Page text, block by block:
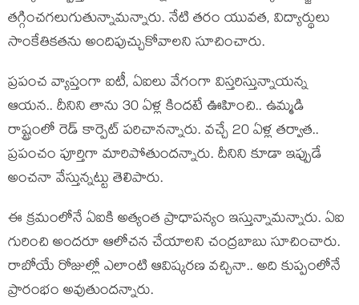
త‌గ్గించ‌గ‌లుగుతున్నామ‌న్నారు. నేటి త‌రం యువ‌త‌, విద్యార్థులు
సాంకేతిక‌త‌ను అందిపుచ్చుకోవాల‌ని సూచించారు.
ప్ర‌పంచ వ్యాప్తంగా ఐటీ, ఏఐలు వేగంగా విస్త‌రిస్తున్నాయ‌న్న
ఆయ‌న‌.. దీనిని తాను 30 ఏళ్ల కింద‌టే ఊహించి.. ఉమ్మ‌డి
రాష్ట్రంలో రెడ్ కార్పెట్ ప‌రిచాన‌న్నారు. వ‌చ్చే 20 ఏళ్ల త‌ర్వాత‌..
ప్ర‌పంచం పూర్తిగా మారిపోతుంద‌న్నారు. దీనిని కూడా ఇప్పుడే
అంచ‌నా వేస్తున్న‌ట్టు తెలిపారు.
ఈ క్ర‌మంలోనే ఏఐకి అత్యంత ప్రాధాప‌న్యం ఇస్తున్నామ‌న్నారు. ఏఐ
గురించి అందరూ ఆలోచన చేయాలని చంద్ర‌బాబు సూచించారు.
రాబోయే రోజుల్లో ఎలాంటి ఆవిష్క‌ర‌ణ వ‌చ్చినా.. అది కుప్పంలోనే
ప్రారంభం అవుతుంద‌న్నారు.